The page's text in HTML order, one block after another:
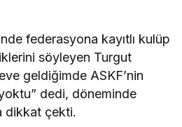
federasyona kayıtlı kulüp
söyleyen Turgut
geldiğimde ASKF’nin
dedi, döneminde
dikkat çekti.